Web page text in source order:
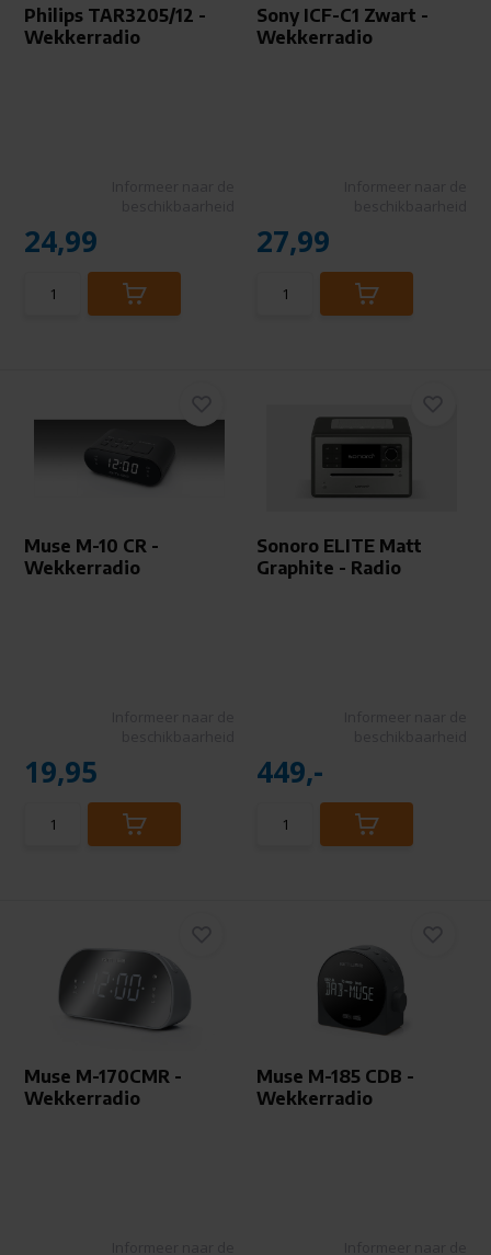
Philips TAR3205/12 -
Wekkerradio
24,99
Sony ICF-C1 Zwart -
Wekkerradio
27,99
Muse M-10 CR -
Wekkerradio
19,95
Sonoro ELITE Matt
Graphite - Radio
449,-
Muse M-170CMR -
Wekkerradio
Muse M-185 CDB -
Wekkerradio